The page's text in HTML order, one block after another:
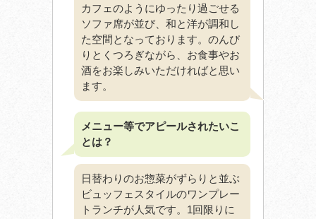
カフェのようにゆったり過ごせる
ソファ席が並び、和と洋が調和し
た空間となっております。のんび
りとくつろぎながら、お食事やお
酒をお楽しみいただければと思い
ます。
メニュー等でアピールされたいこ
とは？
日替わりのお惣菜がずらりと並ぶ
ビュッフェスタイルのワンプレー
トランチが人気です。1回限りに